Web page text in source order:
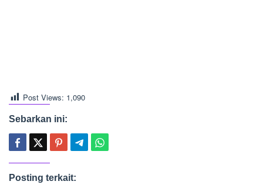
Post Views: 1,090
Sebarkan ini:
Posting terkait: